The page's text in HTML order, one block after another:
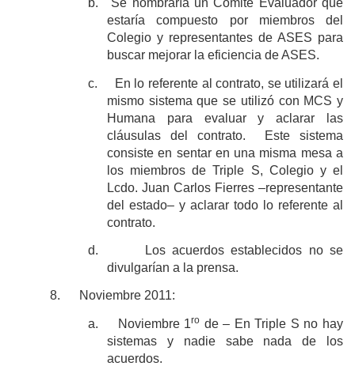
b.
Se nombraría un Comité Evaluador que
estaría compuesto por miembros del
Colegio y representantes de ASES para
buscar mejorar la eficiencia de ASES.
c.
En lo referente al contrato, se utilizará el
mismo sistema que se utilizó con MCS y
Humana para evaluar y aclarar las
cláusulas del contrato. Este sistema
consiste en sentar en una misma mesa a
los miembros de Triple S, Colegio y el
Lcdo. Juan Carlos Fierres ‒representante
del estado‒ y aclarar todo lo referente al
contrato.
d.
Los acuerdos establecidos no se
divulgarían a la prensa.
8. Noviembre 2011:
a. Noviembre 1ro de ‒ En Triple S no hay
sistemas y nadie sabe nada de los
acuerdos.